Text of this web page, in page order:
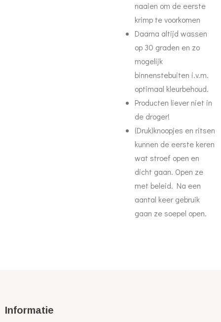
naaien om de eerste
krimp te voorkomen
Daarna altijd wassen
op 30 graden en zo
mogelijk
binnenstebuiten i.v.m.
optimaal kleurbehoud.
Producten liever niet in
de droger!
(Druk)knoopjes en ritsen
kunnen de eerste keren
wat stroef open en
dicht gaan. Open ze
met beleid. Na een
aantal keer gebruik
gaan ze soepel open.
Informatie